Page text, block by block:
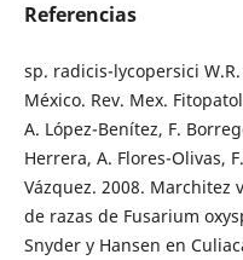
Referencias
sp. radicis-lycopersici
México. Rev. Mex.
A. López-Benítez, F.
Herrera, A. Flores-Olivas,
Vázquez. 2008. Marchitez
de razas de Fusarium
Snyder y Hansen en